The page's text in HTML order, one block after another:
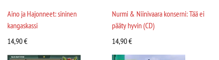
Aino ja Hajonneet: sininen
kangaskassi
14,90€
Nurmi & Niinivaara konserni: Tää ei
pääty hyvin (CD)
14,90€